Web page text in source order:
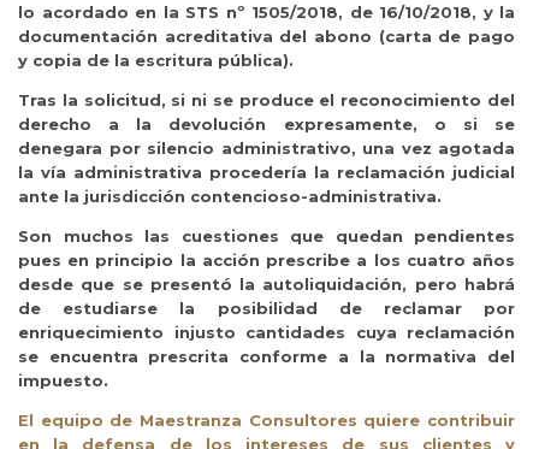
lo acordado en la STS nº 1505/2018, de 16/10/2018, y la
documentación acreditativa del abono (carta de pago
y copia de la escritura pública).
Tras la solicitud, si ni se produce el reconocimiento del
derecho a la devolución expresamente, o si se
denegara por silencio administrativo, una vez agotada
la vía administrativa procedería la reclamación judicial
ante la jurisdicción contencioso-administrativa.
Son muchos las cuestiones que quedan pendientes
pues en principio la acción prescribe a los cuatro años
desde que se presentó la autoliquidación, pero habrá
de estudiarse la posibilidad de reclamar por
enriquecimiento injusto cantidades cuya reclamación
se encuentra prescrita conforme a la normativa del
impuesto.
El equipo de Maestranza Consultores quiere contribuir
en la defensa de los intereses de sus clientes y